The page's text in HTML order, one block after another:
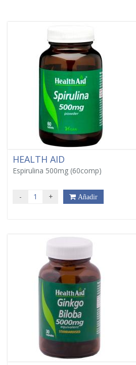
HEALTH AID
Espirulina 500mg (60comp)
- + Añadir